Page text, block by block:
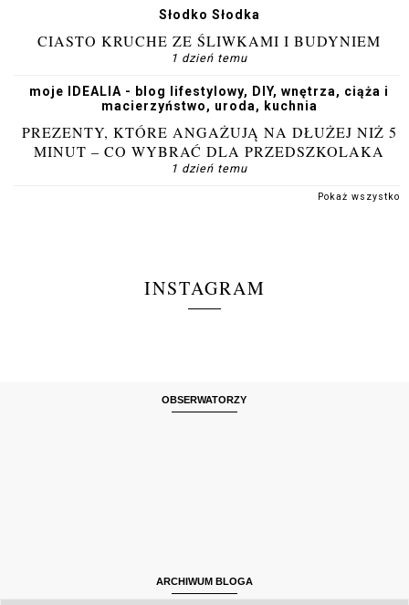
Słodko Słodka
CIASTO KRUCHE ZE ŚLIWKAMI I BUDYNIEM
1 dzień temu
moje IDEALIA - blog lifestylowy, DIY, wnętrza, ciąża i
macierzyństwo, uroda, kuchnia
PREZENTY, KTÓRE ANGAŻUJĄ NA DŁUŻEJ NIŻ 5
MINUT – CO WYBRAĆ DLA PRZEDSZKOLAKA
1 dzień temu
Pokaż wszystko
INSTAGRAM
OBSERWATORZY
ARCHIWUM BLOGA